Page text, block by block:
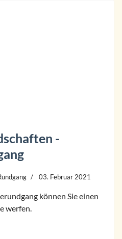
-
03. Februar 2021
können Sie einen
werfen.